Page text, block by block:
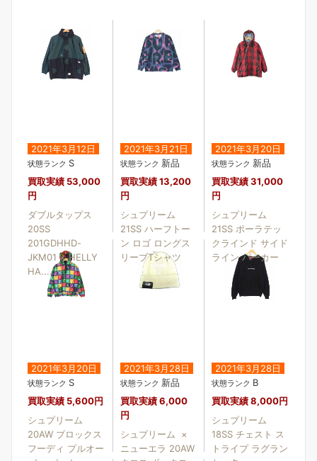
2021年3月12日
状態ランク S
買取実績 53,000
円
ダブルタップス
20SS
201GDHHD-
JKM01 × HELLY
HA....
2021年3月21日
状態ランク 新品
買取実績13,200
円
シュプリーム
21SS ハーフトー
ン ロゴ ロングス
リーブTシャツ
2021年3月20日
状態ランク 新品
買取実績31,000
円
シュプリーム
21SS ポーラテッ
クラインド サイド
ライン パーカー
2021年3月20日
状態ランク S
買取実績 5,600円
シュプリーム
20AW ブロックス
フーディ プルオー
2021年3月28日
状態ランク 新品
買取実績6,000
円
シュプリーム ×
ニューエラ 20AW
2021年3月28日
状態ランク B
買取実績8,000円
シュプリーム
18SS チェスト ス
トライプ ラグラン